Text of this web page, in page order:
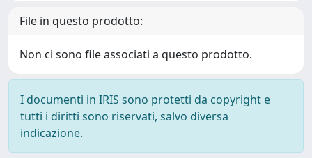
File in questo prodotto:
Non ci sono file associati a questo prodotto.
I documenti in IRIS sono protetti da copyright e
tutti i diritti sono riservati, salvo diversa
indicazione.